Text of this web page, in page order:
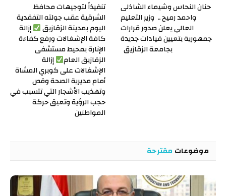
حنان النحاس وشيماء الشاذلى
واحمد رميح .. وزير التعليم
العالي يعلن صدور قرارات
جمهورية بتعيين قيادات جديدة
بجامعة الزقازيق
تنفيذاً لتوجيهات محافظ
الشرقية عقب جولته التفقدية
اليوم بمدينة الزقازيق
إزالة
كافة الإشغالات ورفع كفاءة
الإنارة بمحيط مستشفى
الزقازيق العام
إزالة
الإشغالات على كوبري المشاة
أمام مديرية الصحة وقص
وتهذيب الأشجار التي تتسبب في
حجب الرؤية وتعيق حركة
المواطنين
موضوعات مقترحة